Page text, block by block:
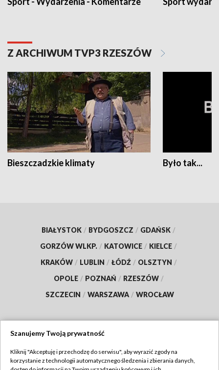
Z ARCHIWUM TVP3 RZESZÓW
Bieszczadzkie klimaty Było tak...
BIAŁYSTOK / BYDGOSZCZ / GDAŃSK /
GORZÓW WLKP. / KATOWICE / KIELCE /
KRAKÓW / LUBLIN / ŁÓDŹ / OLSZTYN /
OPOLE / POZNAŃ / RZESZÓW /
SZCZECIN / WARSZAWA / WROCŁAW
TVP
Szanujemy Twoją prywatność
Kliknij "Akceptuję i przechodzę do serwisu", aby wyrazić zgody na
korzystanie z technologii automatycznego śledzenia i zbierania danych,